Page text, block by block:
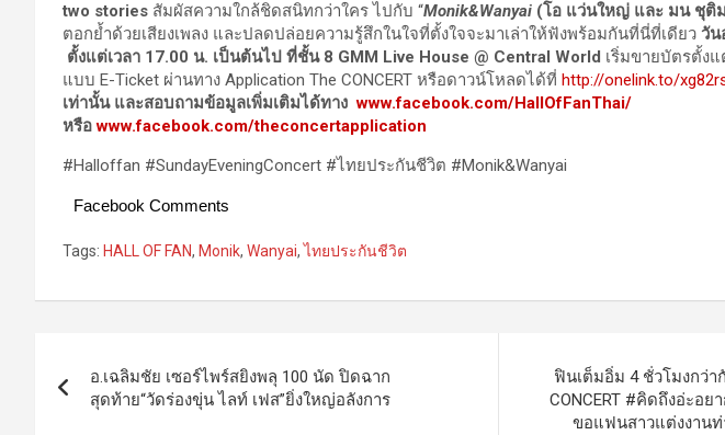
two stories สัมผัสความใกล้ชิดสนิทกว่าใคร ไปกับ “Monik&Wanyai (โอ แว่นใหญ่ และ มน ชุติ
ตอกย้ำด้วยเสียงเพลง และปลดปล่อยความรู้สึกในใจที่ตั้งใจจะมาเล่าให้ฟังพร้อมกันที่นี่ที่เดียว วัน
ตั้งแต่เวลา 17.00 น. เป็นต้นไป ที่ชั้น 8 GMM Live House @ Central World เริ่มขายบัตรตั้ง
แบบ E-Ticket ผ่านทาง Application The CONCERT หรือดาวน์โหลดได้ที่ http://onelink.to/
เท่านั้น และสอบถามข้อมูลเพิ่มเติมได้ทาง www.facebook.com/HallOfFanThai/
หรือ www.facebook.com/theconcertapplication
#Halloffan #SundayEveningConcert #ไทยประกันชีวิต #Monik&Wanyai
Facebook Comments
Tags: HALL OF FAN, Monik, Wanyai,ไทยประกันชีวิต
navigation
อ.เฉลิมชัย เซอร์ไพร์สยิงพลุ 100 นัด ปิดฉาก
สุดท้าย“วัดร่องขุ่น ไลท์ เฟส”ยิ่งใหญ่อลังการ
ฟินเต็มอิ่ม 4 ชั่วโมงกว่ากั
CONCERT #คิดถึงอ่ะอย
ขอแฟนสาวแต่งงาน